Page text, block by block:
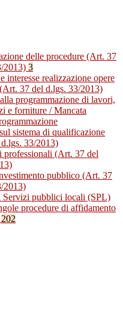
delle procedure (Art. 37
2013) 3
interesse realizzazione opere
37 del d.lgs. 33/2013)
programmazione di lavori,
e forniture / Mancata
sistema di qualificazione
33/2013)
(Art. 37 del
pubblico (Art. 37
2013)
Servizi pubblici locali (SPL)
procedure di affidamento
202